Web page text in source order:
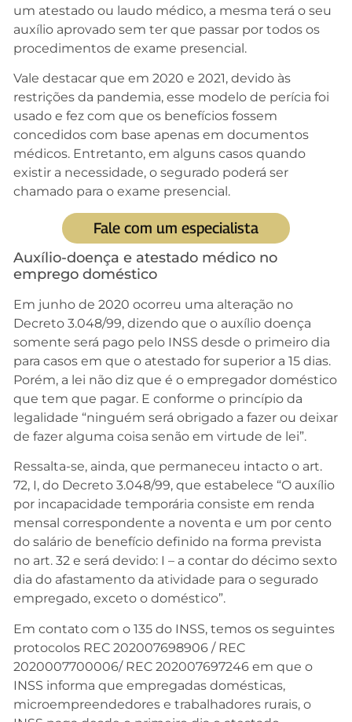
um atestado ou laudo médico, a mesma terá o seu
auxílio aprovado sem ter que passar por todos os
procedimentos de exame presencial.
Vale destacar que em 2020 e 2021, devido às
restrições da pandemia, esse modelo de perícia foi
usado e fez com que os benefícios fossem
concedidos com base apenas em documentos
médicos. Entretanto, em alguns casos quando
existir a necessidade, o segurado poderá ser
chamado para o exame presencial.
Fale com um especialista
Auxílio-doença e atestado médico no
emprego doméstico
Em junho de 2020 ocorreu uma alteração no
Decreto 3.048/99, dizendo que o auxílio doença
somente será pago pelo INSS desde o primeiro dia
para casos em que o atestado for superior a 15 dias.
Porém, a lei não diz que é o empregador doméstico
que tem que pagar. E conforme o princípio da
legalidade “ninguém será obrigado a fazer ou deixar
de fazer alguma coisa senão em virtude de lei”.
Ressalta-se, ainda, que permaneceu intacto o art.
72, I, do Decreto 3.048/99, que estabelece “O auxílio
por incapacidade temporária consiste em renda
mensal correspondente a noventa e um por cento
do salário de benefício definido na forma prevista
no art. 32 e será devido: I – a contar do décimo sexto
dia do afastamento da atividade para o segurado
empregado, exceto o doméstico”.
Em contato com o 135 do INSS, temos os seguintes
protocolos REC 202007698906 / REC
2020007700006/ REC 202007697246 em que o
INSS informa que empregadas domésticas,
microempreendedores e trabalhadores rurais, o